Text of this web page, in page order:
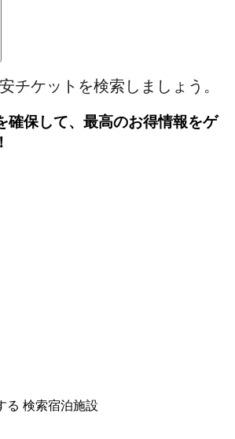
チケットを検索しましょう。
確保して、最高のお得情報をゲ
る 検索宿泊施設